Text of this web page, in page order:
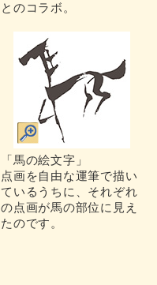
とのコラボ。
「馬の絵文字」
点画を自由な運筆で描い
ているうちに、それぞれ
の点画が馬の部位に見え
たのです。